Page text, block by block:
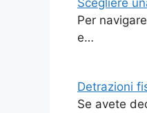
Scegliere
Per
e…
Detrazioni
Se avete